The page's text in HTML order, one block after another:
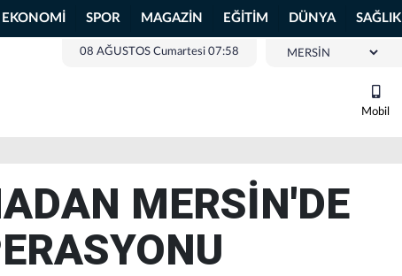
EKONOMİ SPOR MAGAZİN EĞİTİM DÜNYA SAĞLIK
08 AĞUSTOS Cumartesi 07:58
Mobil
MERSİN'DE